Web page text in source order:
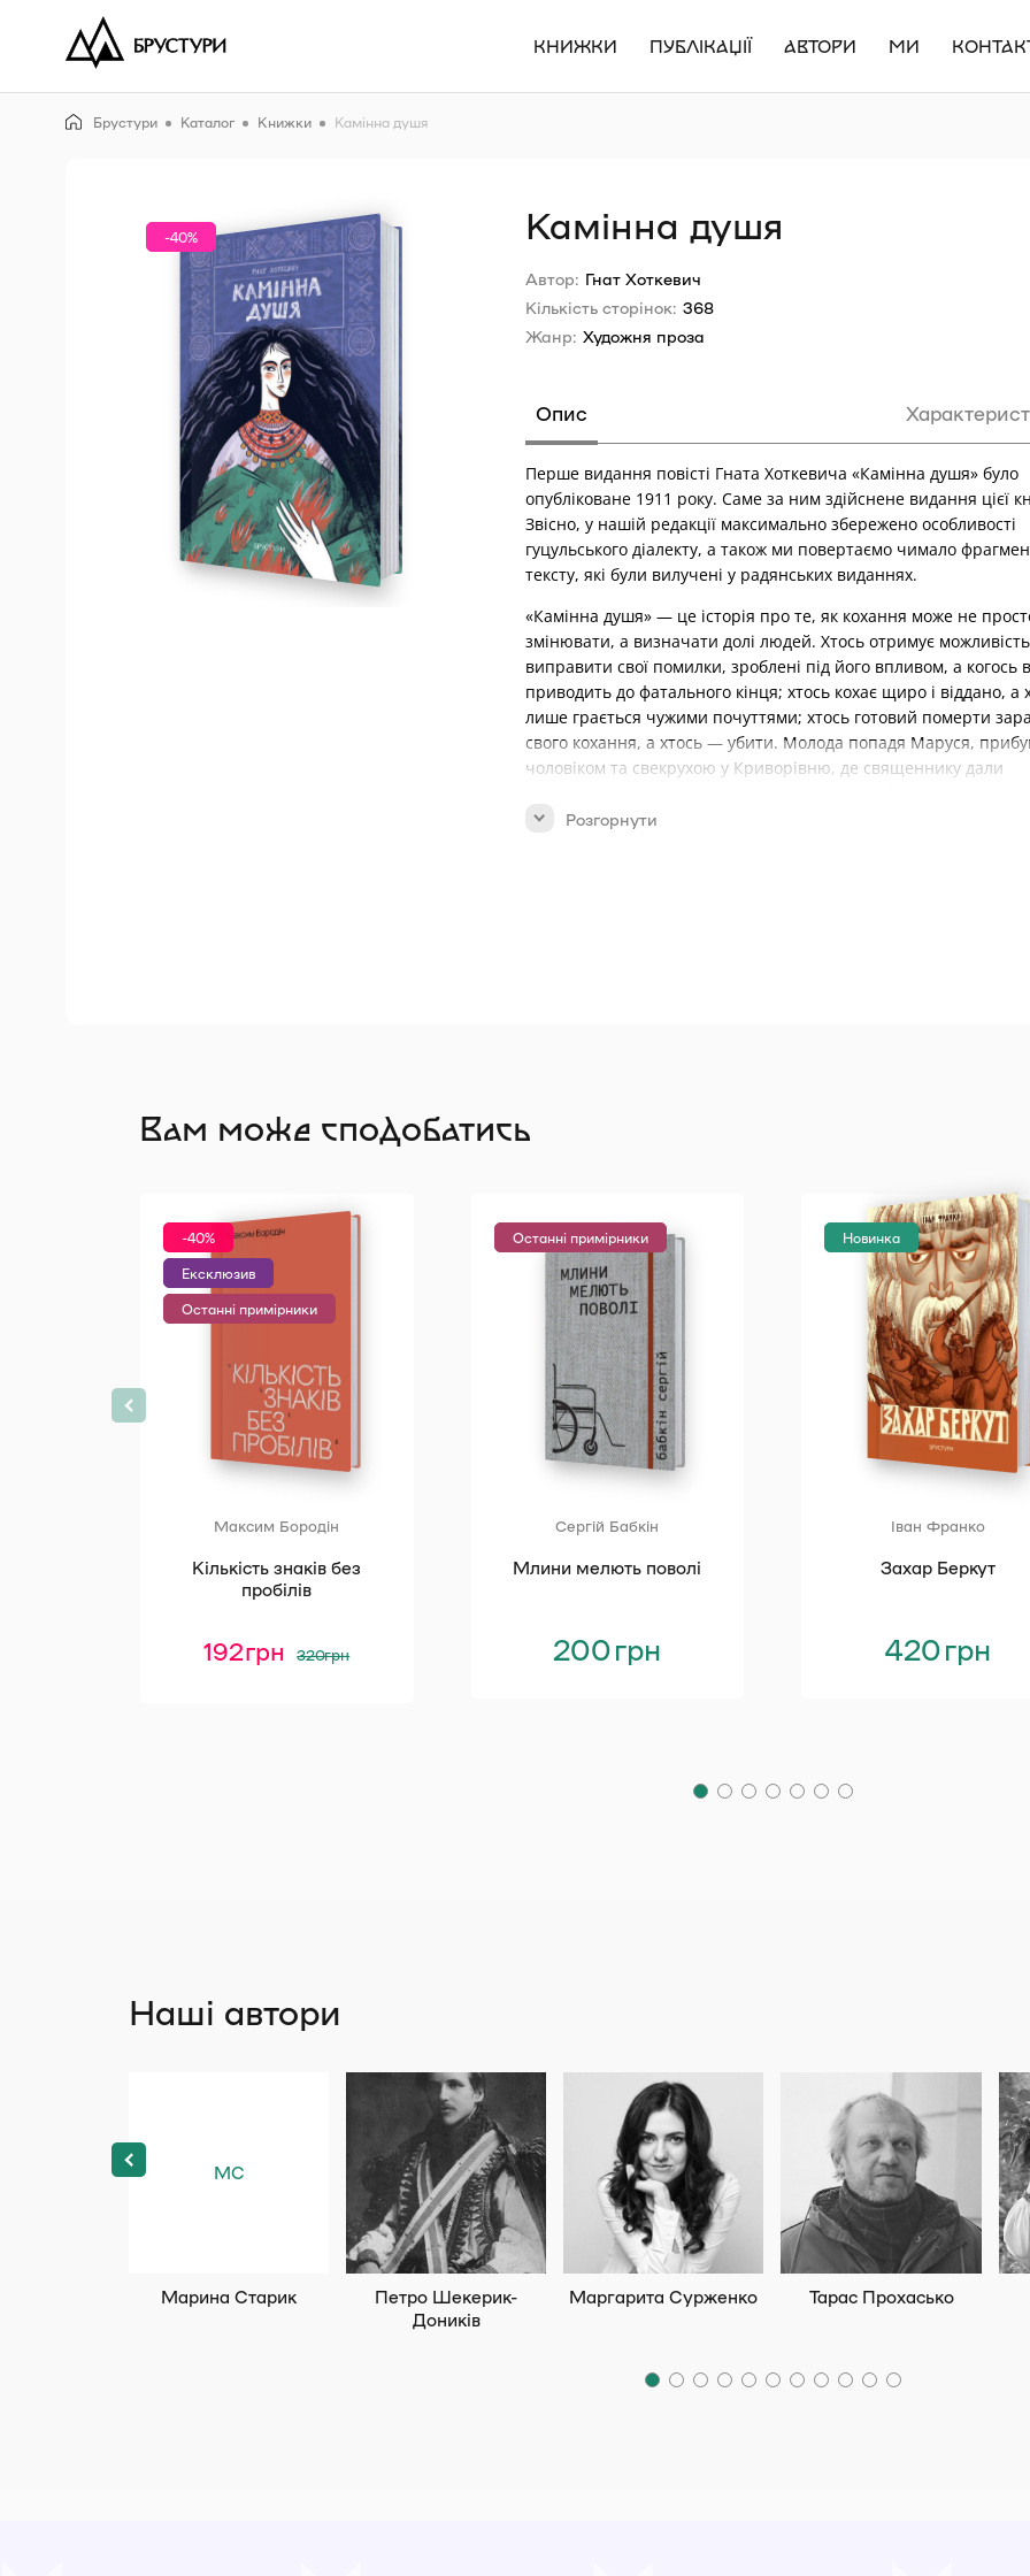
КНИЖКИ ПУБЛІКАЦІЇ АВТОРИ МИ
Брустури Каталог Книжки Камінна душя
-40% Камінна душя
Автор: Гнат Хоткевич
Кількість сторінок: 368
Жанр: Художня проза
Опис
Перше видання повісті Гната Хоткевича «Камінна душя» було
опубліковане 1911 року. Саме за ним здійснене видання цієї
Звісно, у нашій редакції максимально збережено особливості
гуцульського діалекту, а також ми повертаємо чимало
тексту, які були вилучені у радянських виданнях.
«Камінна душя» — це історія про те, як кохання може не
змінювати, а визначати долі людей. Хтось отримує можливість
виправити свої помилки, зроблені під його впливом, а когось
приводить до фатального кінця; хтось кохає щиро і віддано, а
лише грається чужими почуттями; хтось готовий померти
свого кохання, а хтось — убити. Молода попадя Маруся,
чоловіком та свекрухою у Криворівню, де священнику дали
нього. Та чи принесе це кохання їй щастя?
Розгорнути
Вам може сподобатись
Кількість знаків без
пробілів
-40%
Ексклюзив
Останні примірники
320грн
Оригінальна
ціна:
192грнПоточна
ціна:
Максим Бородін
Млини мелють поволі
Останні примірники
200грн
Сергій Бабкін
Захар Беркут
Новинка
420грн
Іван Франко
Наші автори
МС
Марина Старик
Петро Шекерик-
Доників
Маргарита Сурженко Тарас Прохасько